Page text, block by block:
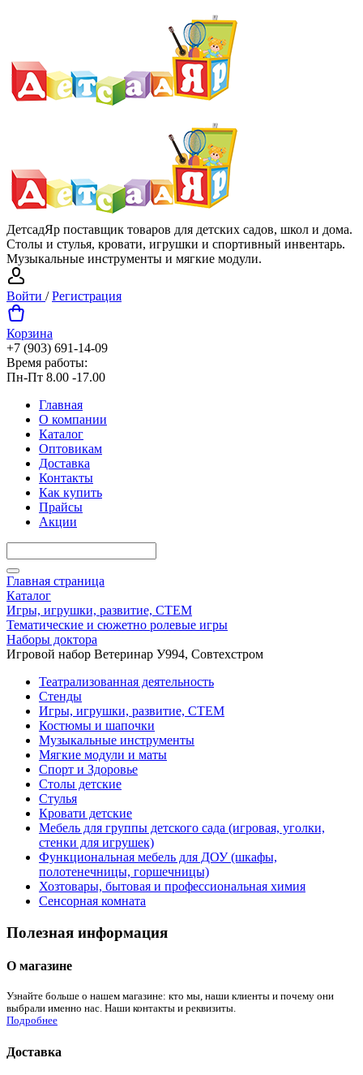
ДетсадЯр поставщик товаров для детских садов, школ и дома.
Столы и стулья, кровати, игрушки и спортивный инвентарь.
Музыкальные инструменты и мягкие модули.
Войти /Регистрация
Корзина
+7 (903) 691-14-09
Время работы:
Пн-Пт 8.00 -17.00
Главная
О компании
Каталог
Оптовикам
Доставка
Контакты
Как купить
Прайсы
Акции
Главная страница
Каталог
Игры, игрушки, развитие, СТЕМ
Тематические и сюжетно ролевые игры
Наборы доктора
Игровой набор Ветеринар У994, Совтехстром
Театрализованная деятельность
Стенды
Игры, игрушки, развитие, СТЕМ
Костюмы и шапочки
Музыкальные инструменты
Мягкие модули и маты
Спорт и Здоровье
Столы детские
Стулья
Кровати детские
Мебель для группы детского сада (игровая, уголки,
стенки для игрушек)
Функциональная мебель для ДОУ (шкафы,
полотенечницы, горшечницы)
Хозтовары, бытовая и профессиональная химия
Сенсорная комната
Полезная информация
О магазине
Узнайте больше о нашем магазине: кто мы, наши клиенты и почему они
выбрали именно нас. Наши контакты и реквизиты.
Подробнее
Доставка